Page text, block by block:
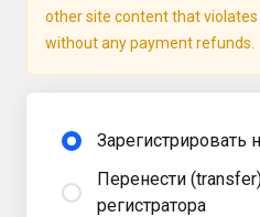
other site content that violates
without any payment refunds.
Перенести
регистратора